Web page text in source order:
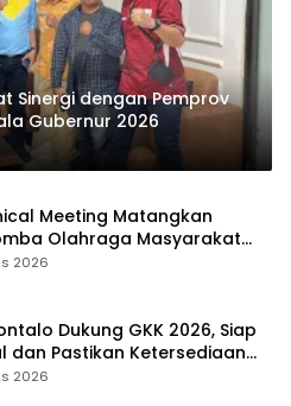
Sinergi dengan Pemprov
Gubernur 2026
Meeting Matangkan
Olahraga Masyarakat
Gorontalo
2026
Dukung GKK 2026, Siap
dan Pastikan Ketersediaan
2026